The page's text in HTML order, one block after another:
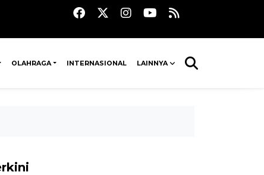
OLAHRAGA INTERNASIONAL LAINNYA